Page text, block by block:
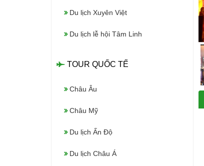
Du lịch Xuyên Việt
Du lịch lễ hội Tâm Linh
TOUR QUỐC TẾ
Châu Âu
Châu Mỹ
Du lịch Ấn Độ
Du lịch Châu Á